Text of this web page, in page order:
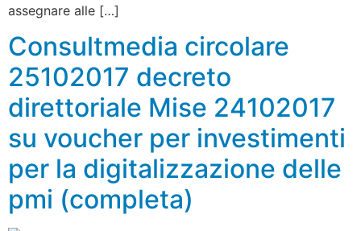
assegnare alle […]
Consultmedia circolare
25102017 decreto
direttoriale Mise 24102017
su voucher per investimenti
per la digitalizzazione delle
pmi (completa)